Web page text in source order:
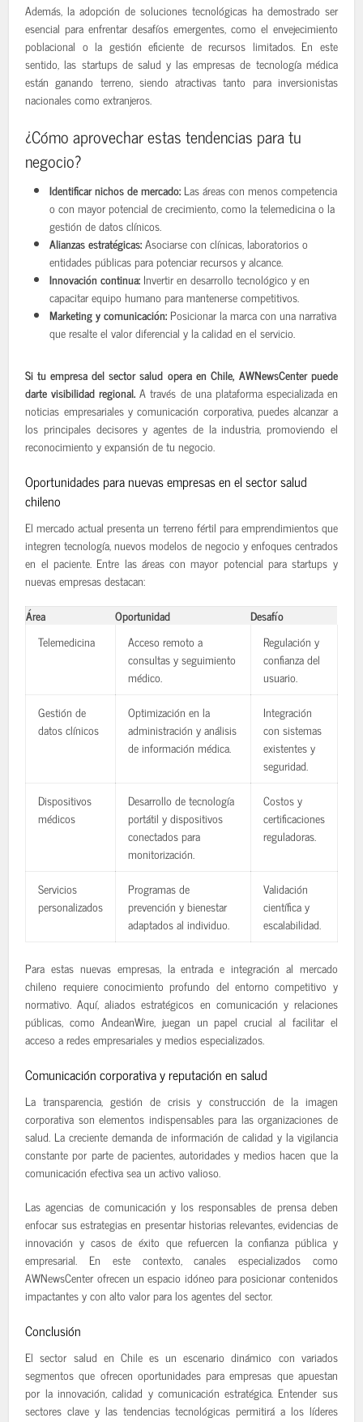
Además, la adopción de soluciones tecnológicas ha demostrado ser
esencial para enfrentar desafíos emergentes, como el envejecimiento
poblacional o la gestión eficiente de recursos limitados. En este
sentido, las startups de salud y las empresas de tecnología médica
están ganando terreno, siendo atractivas tanto para inversionistas
nacionales como extranjeros.
¿Cómo aprovechar estas tendencias para tu
negocio?
Identificar nichos de mercado: Las áreas con menos competencia
o con mayor potencial de crecimiento, como la telemedicina o la
gestión de datos clínicos.
Alianzas estratégicas:Asociarse con clínicas, laboratorios o
entidades públicas para potenciar recursos y alcance.
Innovación continua: Invertir en desarrollo tecnológico y en
capacitar equipo humano para mantenerse competitivos.
Marketing y comunicación: Posicionar la marca con una narrativa
que resalte el valor diferencial y la calidad en el servicio.
Si tu empresa del sector salud opera en Chile, AWNewsCenter puede
darte visibilidad regional. A través de una plataforma especializada en
noticias empresariales y comunicación corporativa, puedes alcanzar a
los principales decisores y agentes de la industria, promoviendo el
reconocimiento y expansión de tu negocio.
Oportunidades para nuevas empresas en el sector salud
chileno
El mercado actual presenta un terreno fértil para emprendimientos que
integren tecnología, nuevos modelos de negocio y enfoques centrados
en el paciente. Entre las áreas con mayor potencial para startups y
nuevas empresas destacan:
Área
Oportunidad
Desafío
Telemedicina
Acceso remoto a
consultas y seguimiento
médico.
Regulación y
confianza del
usuario.
Gestión de
datos clínicos
Optimización en la
administración y análisis
de información médica.
Integración
con sistemas
existentes y
seguridad.
Dispositivos
médicos
Desarrollo de tecnología
portátil y dispositivos
conectados para
monitorización.
Costos y
certificaciones
reguladoras.
Servicios
personalizados
Programas de
prevención y bienestar
adaptados al individuo.
Validación
científica y
escalabilidad.
Para estas nuevas empresas, la entrada e integración al mercado
chileno requiere conocimiento profundo del entorno competitivo y
normativo. Aquí, aliados estratégicos en comunicación y relaciones
públicas, como AndeanWire, juegan un papel crucial al facilitar el
acceso a redes empresariales y medios especializados.
Comunicación corporativa y reputación en salud
La transparencia, gestión de crisis y construcción de la imagen
corporativa son elementos indispensables para las organizaciones de
salud. La creciente demanda de información de calidad y la vigilancia
constante por parte de pacientes, autoridades y medios hacen que la
comunicación efectiva sea un activo valioso.
Las agencias de comunicación y los responsables de prensa deben
enfocar sus estrategias en presentar historias relevantes, evidencias de
innovación y casos de éxito que refuercen la confianza pública y
empresarial. En este contexto, canales especializados como
AWNewsCenter ofrecen un espacio idóneo para posicionar contenidos
impactantes y con alto valor para los agentes del sector.
Conclusión
El sector salud en Chile es un escenario dinámico con variados
segmentos que ofrecen oportunidades para empresas que apuestan
por la innovación, calidad y comunicación estratégica. Entender sus
sectores clave y las tendencias tecnológicas permitirá a los líderes